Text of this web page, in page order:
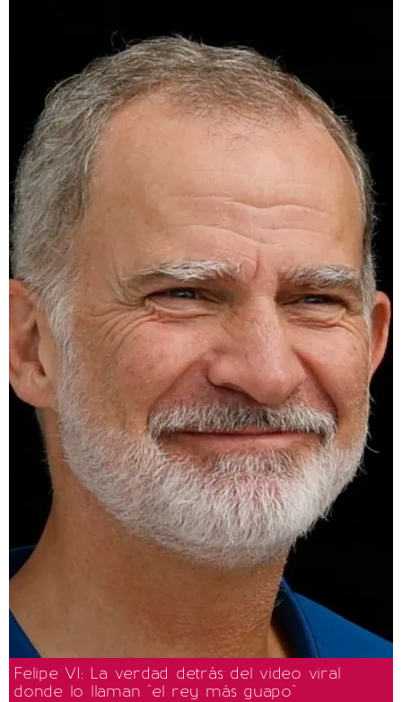
Felipe VI: La verdad detrás del video viral
donde lo llaman "el rey más guapo"